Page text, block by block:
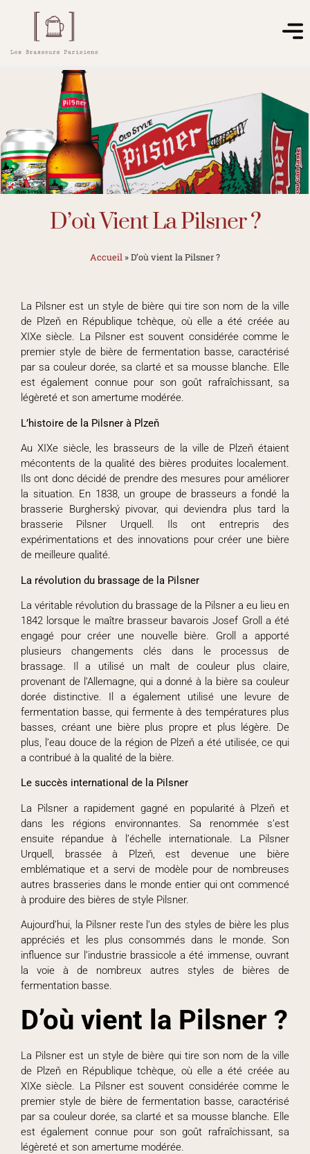
D’où Vient La Pilsner ?
Accueil »D’où vient la Pilsner ?
La Pilsner est un style de bière qui tire son nom de la ville
de Plzeň en République tchèque, où elle a été créée au
XIXe siècle. La Pilsner est souvent considérée comme le
premier style de bière de fermentation basse, caractérisé
par sa couleur dorée, sa clarté et sa mousse blanche. Elle
est également connue pour son goût rafraîchissant, sa
légèreté et son amertume modérée.
L’histoire de la Pilsner à Plzeň
Au XIXe siècle, les brasseurs de la ville de Plzeň étaient
mécontents de la qualité des bières produites localement.
Ils ont donc décidé de prendre des mesures pour améliorer
la situation. En 1838, un groupe de brasseurs a fondé la
brasserie Burgherský pivovar, qui deviendra plus tard la
brasserie Pilsner Urquell. Ils ont entrepris des
expérimentations et des innovations pour créer une bière
de meilleure qualité.
La révolution du brassage de la Pilsner
La véritable révolution du brassage de la Pilsner a eu lieu en
1842 lorsque le maître brasseur bavarois Josef Groll a été
engagé pour créer une nouvelle bière. Groll a apporté
plusieurs changements clés dans le processus de
brassage. Il a utilisé un malt de couleur plus claire,
provenant de l’Allemagne, qui a donné à la bière sa couleur
dorée distinctive. Il a également utilisé une levure de
fermentation basse, qui fermente à des températures plus
basses, créant une bière plus propre et plus légère. De
plus, l’eau douce de la région de Plzeň a été utilisée, ce qui
a contribué à la qualité de la bière.
Le succès international de la Pilsner
La Pilsner a rapidement gagné en popularité à Plzeň et
dans les régions environnantes. Sa renommée s’est
ensuite répandue à l’échelle internationale. La Pilsner
Urquell, brassée à Plzeň, est devenue une bière
emblématique et a servi de modèle pour de nombreuses
autres brasseries dans le monde entier qui ont commencé
à produire des bières de style Pilsner.
Aujourd’hui, la Pilsner reste l’un des styles de bière les plus
appréciés et les plus consommés dans le monde. Son
influence sur l’industrie brassicole a été immense, ouvrant
la voie à de nombreux autres styles de bières de
fermentation basse.
D’où vient la Pilsner ?
La Pilsner est un style de bière qui tire son nom de la ville
de Plzeň en République tchèque, où elle a été créée au
XIXe siècle. La Pilsner est souvent considérée comme le
premier style de bière de fermentation basse, caractérisé
par sa couleur dorée, sa clarté et sa mousse blanche. Elle
est également connue pour son goût rafraîchissant, sa
légèreté et son amertume modérée.